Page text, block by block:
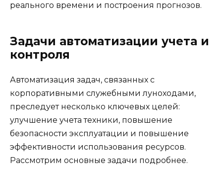
реального времени и построения прогнозов.
Задачи автоматизации учета и
контроля
Автоматизация задач, связанных с
корпоративными служебными луноходами,
преследует несколько ключевых целей:
улучшение учета техники, повышение
безопасности эксплуатации и повышение
эффективности использования ресурсов.
Рассмотрим основные задачи подробнее.